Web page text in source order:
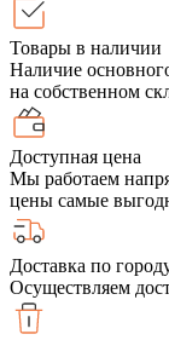
Товары в наличии
Наличие
на собственном
Доступная цена
Мы работаем
цены самые
Доставка по
Осуществляем